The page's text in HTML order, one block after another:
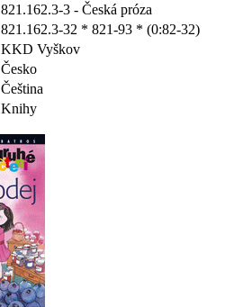
821.162.3-3 - Česká próza
821.162.3-32 * 821-93 * (0:82-32)
KKD Vyškov
Česko
Čeština
Knihy